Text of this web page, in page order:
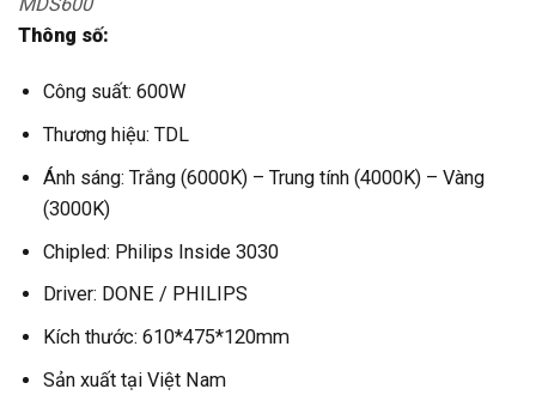
Thông số:
Công suất: 600W
Thương hiệu: TDL
Ánh sáng: Trắng (6000K) – Trung tính (4000K) – Vàng
(3000K)
Chipled: Philips Inside 3030
Driver: DONE / PHILIPS
Kích thước: 610*475*120mm
Sản xuất tại Việt Nam